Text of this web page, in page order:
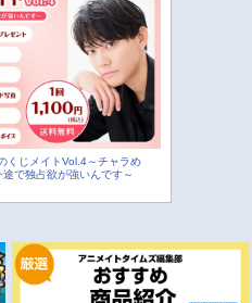
くじメイトVol.4～チャラめ
で独占欲が強いんです～